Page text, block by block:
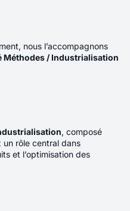
Droit des
H/F/X
Aucun
vous intégrez une
nous l’accompagnons
Méthodes / Industrialisation
, composé
un rôle central dans
et l’optimisation des
vous accepteznotre politique